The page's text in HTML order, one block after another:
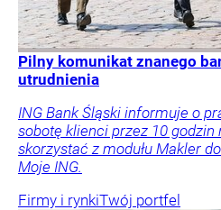
Pilny komunikat znanego
utrudnienia
ING Bank Śląski informuje o
sobotę klienci przez 10 godzin
skorzystać z modułu Makler
Moje ING.
Firmy i rynkiTwój portfel